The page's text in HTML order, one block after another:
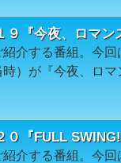
『今夜、ロマン
介する番組。今回
）が『今夜、ロ
『FULL SWING!
介する番組。今回